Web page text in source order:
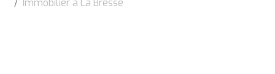
Immobilier à La Bresse